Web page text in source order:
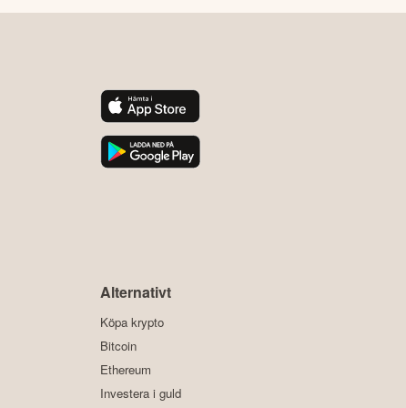
Alternativt
Köpa krypto
Bitcoin
Ethereum
Investera i guld